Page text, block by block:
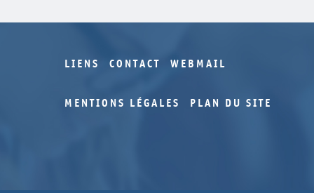
LIENS CONTACT WEBMAIL
MENTIONS LÉGALES PLAN DU SITE